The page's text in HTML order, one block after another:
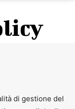
di gestione del